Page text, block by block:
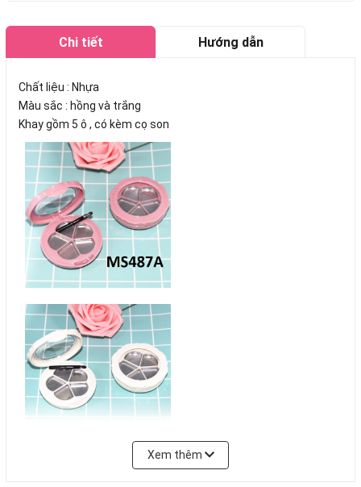
Chi tiết Hướng dẫn
Chất liệu : Nhựa
Màu sắc : hồng và trắng
Khay gồm 5 ô , có kèm cọ son
Xem thêm